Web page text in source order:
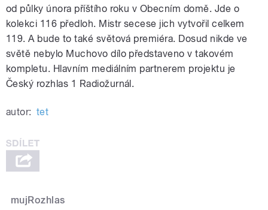
od půlky února příštího roku v Obecním domě. Jde o
kolekci 116 předloh. Mistr secese jich vytvořil celkem
119. A bude to také světová premiéra. Dosud nikde ve
světě nebylo Muchovo dílo představeno v takovém
kompletu. Hlavním mediálním partnerem projektu je
Český rozhlas 1 Radiožurnál.
autor: tet
mujRozhlas